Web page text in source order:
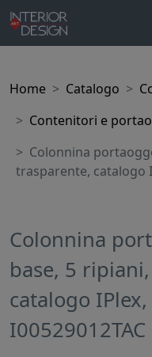
Home Catalogo
Contenitori e
Colonnina
trasparente, catalogo
Colonnina
base, 5
catalogo
I00529012TAC